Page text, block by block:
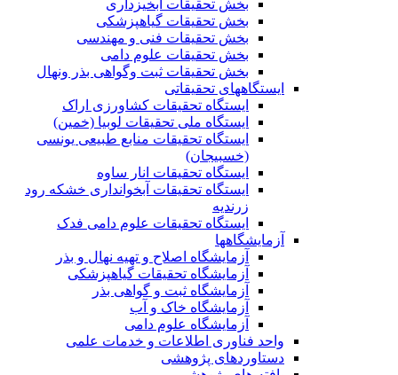
بخش تحقیقات آبخیزداری
بخش تحقیقات گیاهپزشکی
بخش تحقیقات فنی و مهندسی
بخش تحقیقات علوم دامی
بخش تحقیقات ثبت وگواهی بذر ونهال
ایستگاههای تحقیقاتی
ایستگاه تحقیقات کشاورزی اراک
ایستگاه ملی تحقیقات لوبیا (خمین)
ایستگاه تحقیقات منابع طبیعی یونسی
(خسبیجان)
ایستگاه تحقیقات انار ساوه
ایستگاه تحقیقات آبخوانداری خشکه رود
زرندیه
ایستگاه تحقیقات علوم دامی فدک
آزمایشگاهها
آزمایشگاه اصلاح و تهیه نهال و بذر
آزمایشگاه تحقیقات گیاهپزشکی
آزمایشگاه ثبت و گواهی بذر
آزمایشگاه خاک و آب
آزمایشگاه علوم دامی
واحد فناوری اطلاعات و خدمات علمی
دستاوردهای پژوهشی